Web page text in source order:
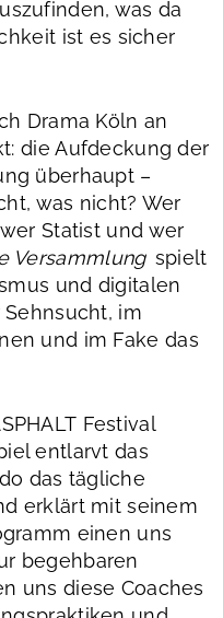
was da
ist es sicher
Drama Köln an
die Aufdeckung der
überhaupt –
was nicht? Wer
Statist und wer
Versammlung spielt
und digitalen
im
und im Fake das
Festival
entlarvt das
das tägliche
erklärt mit seinem
einen uns
begehbaren
uns diese Coaches